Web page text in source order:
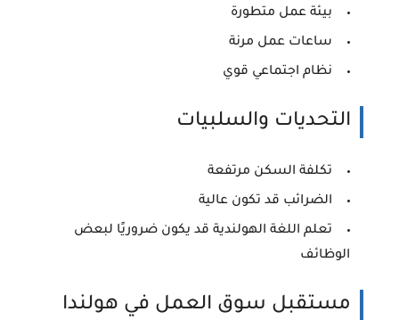
بيئة عمل متطورة
ساعات عمل مرنة
نظام اجتماعي قوي
التحديات والسلبيات
تكلفة السكن مرتفعة
الضرائب قد تكون عالية
تعلم اللغة الهولندية قد يكون ضروريًا لبعض
الوظائف
مستقبل سوق العمل في هولندا